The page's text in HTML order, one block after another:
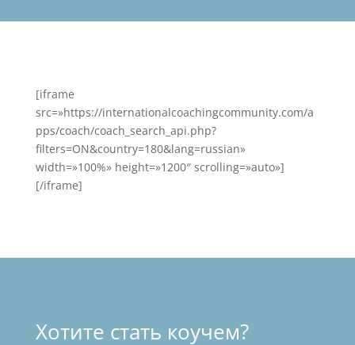
[iframe
src=»https://internationalcoachingcommunity.com/a
pps/coach/coach_search_api.php?
filters=ON&country=180&lang=russian»
width=»100%» height=»1200″ scrolling=»auto»]
[/iframe]
Хотите стать коучем?